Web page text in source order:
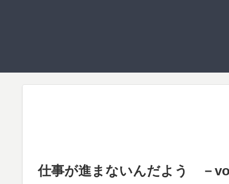
仕事が進まないんだよう －